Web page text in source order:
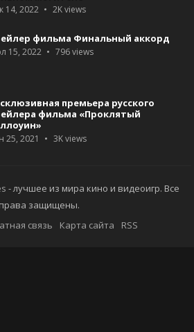
14, 2022 2Kviews
фильма Финальный аккорд
15, 2022 796views
премьера русского
фильма «Проклятый
25, 2021 3Kviews
- лучшее из мира кино и видеоигр. Все
права защищены.
связь Карта сайта RSS